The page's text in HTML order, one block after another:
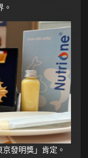
。
發明獎」肯定。